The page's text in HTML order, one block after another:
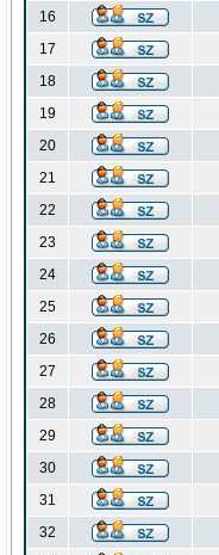
16
17
18
19
20
21
22
23
24
25
26
27
28
29
30
31
32